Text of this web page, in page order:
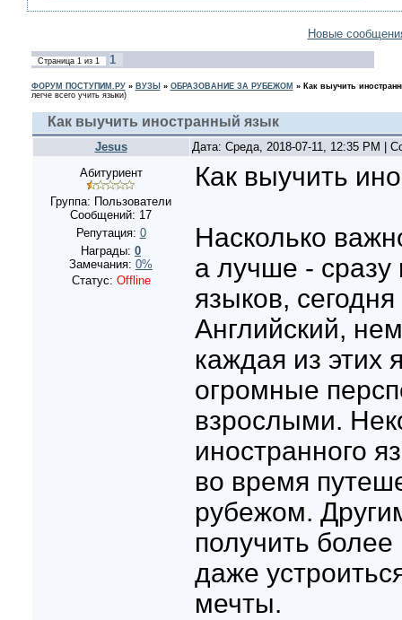
Новые
Страница 1из 1 1
ФОРУМ ПОСТУПИМ.РУ» ВУЗЫ » ОБРАЗОВАНИЕ ЗА РУБЕЖОМ » Как выучить
легче всего учить языки)
Как выучить иностранный язык
Jesus
Дата: Среда, 2018-07-11, 12:35 PM |
Абитуриент
Группа: Пользователи
Сообщений: 17
Репутация: 0
Награды: 0
Замечания: 0%
Статус: Offline
Как выучить
Насколько
а лучше - сразу
языков,
Английский,
каждая из этих
огромные
взрослыми.
иностранного
во время
рубежом.
получить
даже
мечты.